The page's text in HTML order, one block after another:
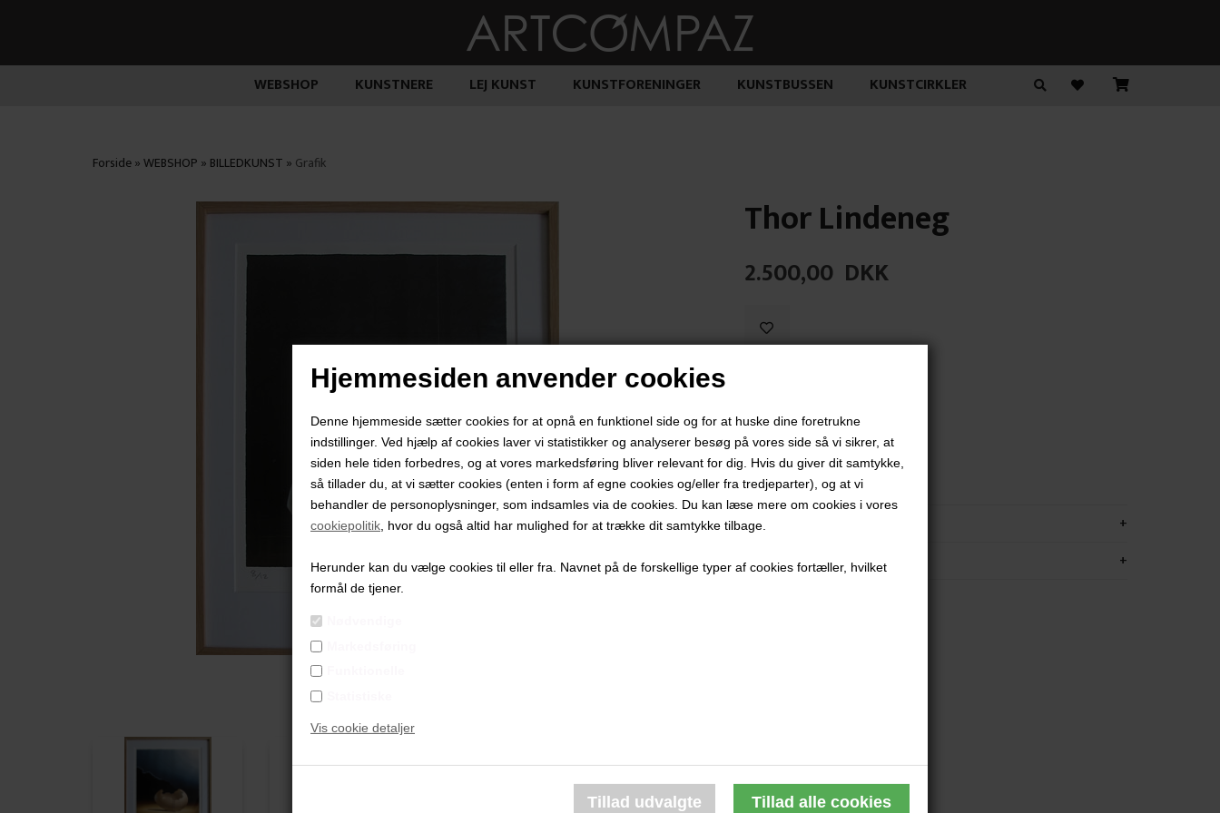
Hjemmesiden anvender cookies
Denne hjemmeside sætter cookies for at opnå en funktionel side og for at huske dine foretrukne
indstillinger. Ved hjælp af cookies laver vi statistikker og analyserer besøg på vores side så vi sikrer, at
siden hele tiden forbedres, og at vores markedsføring bliver relevant for dig. Hvis du giver dit samtykke,
så tillader du, at vi sætter cookies (enten i form af egne cookies og/eller fra tredjeparter), og at vi
behandler de personoplysninger, som indsamles via de cookies. Du kan læse mere om cookies i vores
cookiepolitik , hvor du også altid har mulighed for at trække dit samtykke tilbage.
Herunder kan du vælge cookies til eller fra. Navnet på de forskellige typer af cookies fortæller, hvilket
formål de tjener.
Vis cookie detaljer
WEBSHOP KUNSTNERE LEJ KUNST KUNSTFORENINGER KUNSTBUSSEN KUNSTCIRKLER
Forside»WEBSHOP » BILLEDKUNST » Grafik
Thor Lindeneg
2.500,00DKK
55 x 42 cm.
Giclee-tryk - oplag 12
​​​​​​​Lys træramme
PRODUKTBESKRIVELSE
PRODUKTINFORMATION